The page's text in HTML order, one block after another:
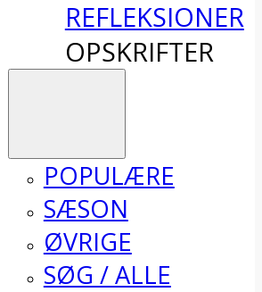
REFLEKSIONER
OPSKRIFTER
POPULÆRE
SÆSON
ØVRIGE
SØG / ALLE